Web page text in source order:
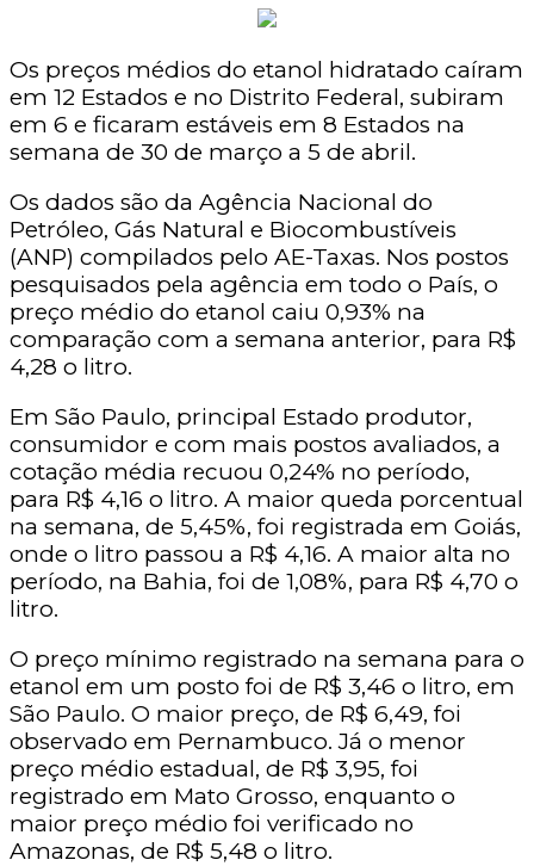
Os preços médios do etanol hidratado caíram
em 12 Estados e no Distrito Federal, subiram
em 6 e ficaram estáveis em 8 Estados na
semana de 30 de março a 5 de abril.
Os dados são da Agência Nacional do
Petróleo, Gás Natural e Biocombustíveis
(ANP) compilados pelo AE-Taxas. Nos postos
pesquisados pela agência em todo o País, o
preço médio do etanol caiu 0,93% na
comparação com a semana anterior, para R$
4,28 o litro.
Em São Paulo, principal Estado produtor,
consumidor e com mais postos avaliados, a
cotação média recuou 0,24% no período,
para R$ 4,16 o litro. A maior queda porcentual
na semana, de 5,45%, foi registrada em Goiás,
onde o litro passou a R$ 4,16. A maior alta no
período, na Bahia, foi de 1,08%, para R$ 4,70 o
litro.
O preço mínimo registrado na semana para o
etanol em um posto foi de R$ 3,46 o litro, em
São Paulo. O maior preço, de R$ 6,49, foi
observado em Pernambuco. Já o menor
preço médio estadual, de R$ 3,95, foi
registrado em Mato Grosso, enquanto o
maior preço médio foi verificado no
Amazonas, de R$ 5,48 o litro.